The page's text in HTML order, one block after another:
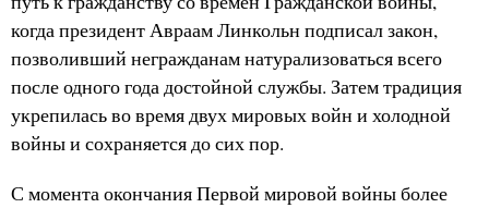
когда президент Авраам Линкольн подписал закон,
позволивший негражданам натурализоваться всего
после одного года достойной службы. Затем традиция
укрепилась во время двух мировых войн и холодной
войны и сохраняется до сих пор.
С момента окончания Первой мировой войны более